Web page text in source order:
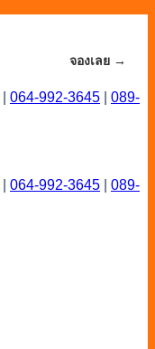
จองเลย →
064-992-3645
089-
064-992-3645
089-